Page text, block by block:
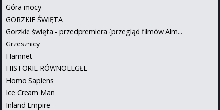
Góra mocy
GORZKIE ŚWIĘTA
Gorzkie święta - przedpremiera (przegląd filmów Alm...
Grzesznicy
Hamnet
HISTORIE RÓWNOLEGŁE
Homo Sapiens
Ice Cream Man
Inland Empire